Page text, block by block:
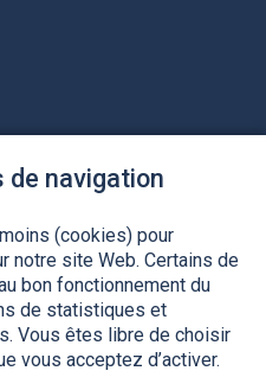
de navigation
(cookies) pour
notre site Web. Certains de
bon fonctionnement du
de statistiques et
Vous êtes libre de choisir
vous acceptez d’activer.
Charte de la langue française